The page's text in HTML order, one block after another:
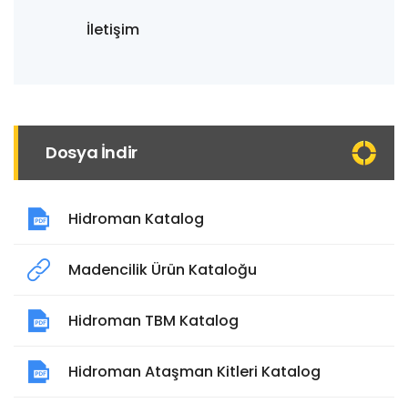
İletişim
Dosya İndir
Hidroman Katalog
Madencilik Ürün Kataloğu
Hidroman TBM Katalog
Hidroman Ataşman Kitleri Katalog